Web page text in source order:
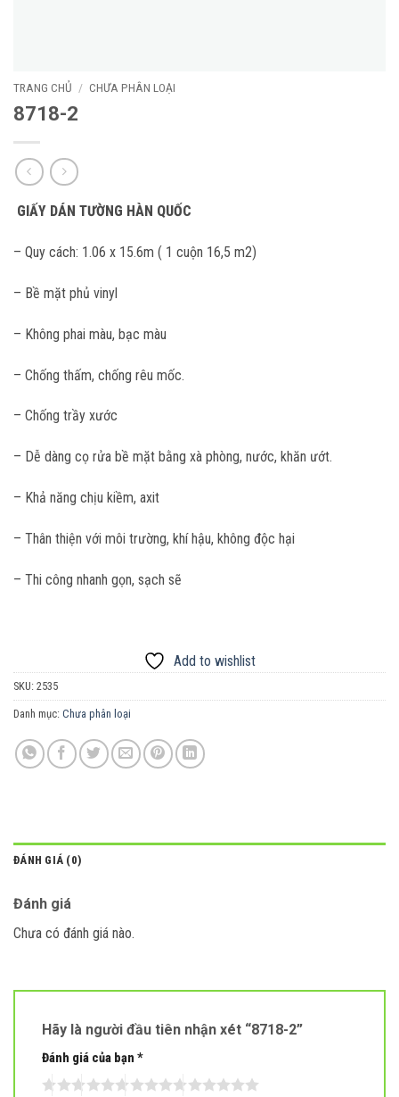
TRANG CHỦ / CHƯA PHÂN LOẠI
8718-2
GIẤY DÁN TƯỜNG HÀN QUỐC
– Quy cách: 1.06 x 15.6m ( 1 cuộn 16,5 m2)
– Bề mặt phủ vinyl
– Không phai màu, bạc màu
– Chống thấm, chống rêu mốc.
– Chống trầy xước
– Dễ dàng cọ rửa bề mặt bằng xà phòng, nước, khăn ướt.
– Khả năng chịu kiềm, axit
– Thân thiện với môi trường, khí hậu, không độc hại
– Thi công nhanh gọn, sạch sẽ
Add to wishlist
SKU: 2535
Danh mục: Chưa phân loại
ĐÁNH GIÁ (0)
Đánh giá
Chưa có đánh giá nào.
Hãy là người đầu tiên nhận xét “8718-2”
Đánh giá của bạn *